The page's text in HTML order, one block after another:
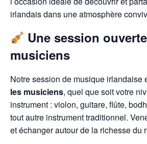
irlandais dans une atmosphère
Une session
musiciens
Notre session de musique irlandaise
les musiciens, quel que soit votre
instrument : violon, guitare, flûte,
tout autre instrument traditionnel.
et échanger autour de la richesse du